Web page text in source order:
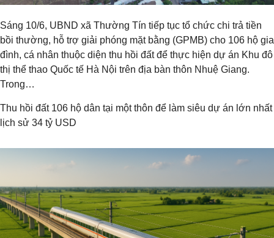
Sáng 10/6, UBND xã Thường Tín tiếp tục tổ chức chi trả tiền
bồi thường, hỗ trợ giải phóng mặt bằng (GPMB) cho 106 hộ gia
đình, cá nhân thuộc diện thu hồi đất để thực hiện dự án Khu đô
thị thể thao Quốc tế Hà Nội trên địa bàn thôn Nhuệ Giang.
Trong…
Thu hồi đất 106 hộ dân tại một thôn để làm siêu dự án lớn nhất
lịch sử 34 tỷ USD